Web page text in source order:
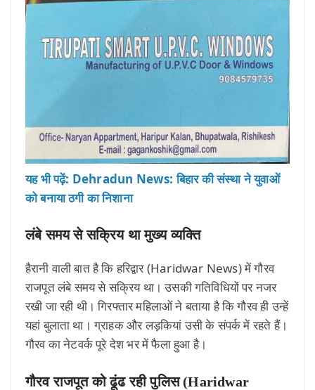
यह भी पढ़ें: Dehradun News: बिहार की संस्था ने युवाओं
को बनाया ठगी का निशाना
लंबे समय से सक्रिय था मुख्य व्यक्ति
हैरानी वाली बात है कि हरिद्वार (Haridwar News) में गौरव
राजपूत लंबे समय से सक्रिय था। उसकी गतिविधियों पर नजर
रखी जा रही थी। गिरफ्तार महिलाओं ने बताया है कि गौरव ही उन्हें
यहां बुलाता था। ग्राहक और लड़कियां उसी के संपर्क में रहते हैं।
गौरव का नेटवर्क पूरे देश भर में फैला हुआ है।
गौरव राजपूत को ढूंढ रही पुलिस (Haridwar